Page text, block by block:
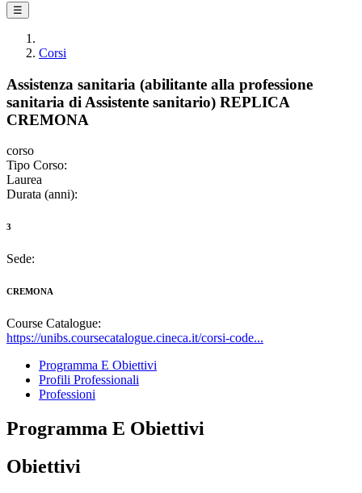
☰
Corsi
Assistenza sanitaria (abilitante alla professione
sanitaria di Assistente sanitario) REPLICA
CREMONA
corso
Tipo Corso:
Laurea
Durata (anni):
3
Sede:
CREMONA
Course Catalogue:
https://unibs.coursecatalogue.cineca.it/corsi-code...
Programma E Obiettivi
Profili Professionali
Professioni
Programma E Obiettivi
Obiettivi